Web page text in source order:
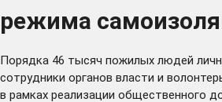
режима
Порядка 46 тысяч пожилых людей
сотрудники органов власти и
в рамках реализации общественного